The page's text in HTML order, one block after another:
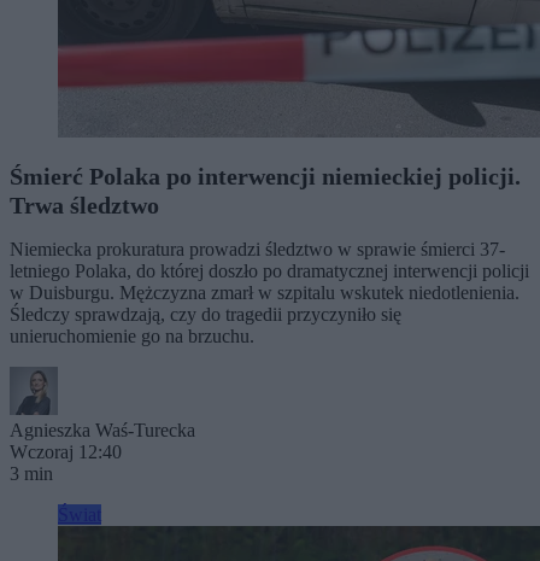
Śmierć Polaka po interwencji niemieckiej policji.
Trwa śledztwo
Niemiecka prokuratura prowadzi śledztwo w sprawie śmierci 37-
letniego Polaka, do której doszło po dramatycznej interwencji policji
w Duisburgu. Mężczyzna zmarł w szpitalu wskutek niedotlenienia.
Śledczy sprawdzają, czy do tragedii przyczyniło się
unieruchomienie go na brzuchu.
Agnieszka Waś-Turecka
Wczoraj 12:40
3 min